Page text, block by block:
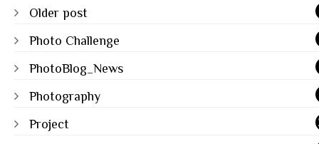
Older post
Photo Challenge
PhotoBlog_News
Photography
Project